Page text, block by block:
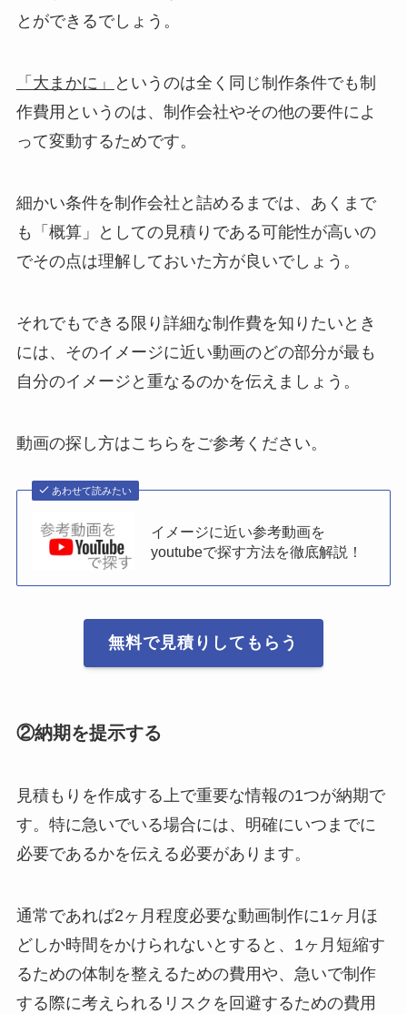
とができるでしょう。
「大まかに」
というのは全く同じ制作条件でも制
作費用というのは、制作会社やその他の要件によ
って変動するためです。
細かい条件を制作会社と詰めるまでは、あくまで
も「概算」としての見積りである可能性が高いの
でその点は理解しておいた方が良いでしょう。
それでもできる限り詳細な制作費を知りたいとき
には、そのイメージに近い動画のどの部分が最も
自分のイメージと重なるのかを伝えましょう。
動画の探し方はこちらをご参考ください。
あわせて読みたい
イメージに近い参考動画を
youtubeで探す方法を徹底解説！
無料で見積りしてもらう
②納期を提示する
見積もりを作成する上で重要な情報の1つが納期で
す。特に急いでいる場合には、明確にいつまでに
必要であるかを伝える必要があります。
通常であれば2ヶ月程度必要な動画制作に1ヶ月ほ
どしか時間をかけられないとすると、1ヶ月短縮す
るための体制を整えるための費用や、急いで制作
する際に考えられるリスクを回避するための費用